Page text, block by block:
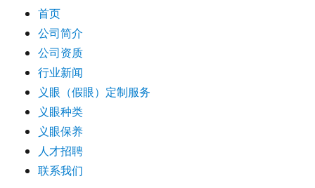
首页
公司简介
公司资质
行业新闻
义眼（假眼）定制服务
义眼种类
义眼保养
人才招聘
联系我们